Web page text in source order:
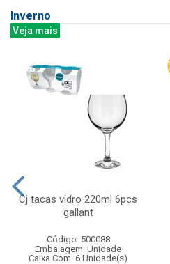
Inverno
Veja mais
Cj tacas vidro 220ml 6pcs
gallant
Código: 500088
Embalagem: Unidade
Caixa Com: 6 Unidade(s)